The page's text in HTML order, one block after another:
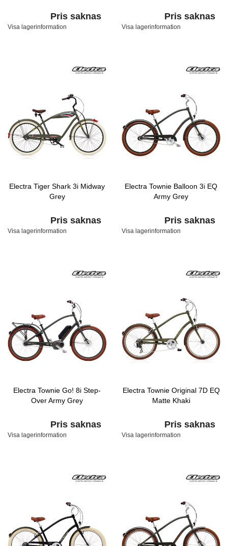
Pris saknas
Visa lagerinformation
Pris saknas
Visa lagerinformation
Electra Tiger Shark 3i Midway
Grey
Pris saknas
Visa lagerinformation
Electra Townie Balloon 3i EQ
Army Grey
Pris saknas
Visa lagerinformation
Electra Townie Go! 8i Step-
Over Army Grey
Pris saknas
Visa lagerinformation
Electra Townie Original 7D EQ
Matte Khaki
Pris saknas
Visa lagerinformation